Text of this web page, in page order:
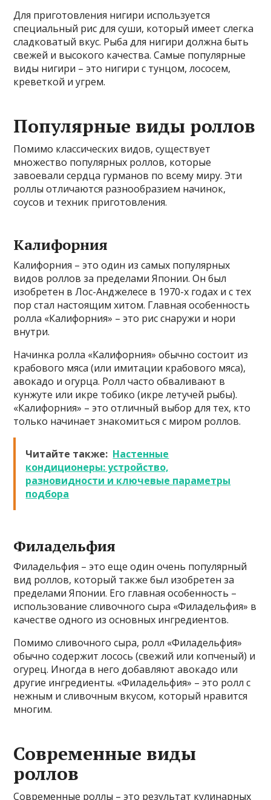
Для приготовления нигири используется
специальный рис для суши, который имеет слегка
сладковатый вкус. Рыба для нигири должна быть
свежей и высокого качества. Самые популярные
виды нигири – это нигири с тунцом, лососем,
креветкой и угрем.
Популярные виды роллов
Помимо классических видов, существует
множество популярных роллов, которые
завоевали сердца гурманов по всему миру. Эти
роллы отличаются разнообразием начинок,
соусов и техник приготовления.
Калифорния
Калифорния – это один из самых популярных
видов роллов за пределами Японии. Он был
изобретен в Лос-Анджелесе в 1970-х годах и с тех
пор стал настоящим хитом. Главная особенность
ролла «Калифорния» – это рис снаружи и нори
внутри.
Начинка ролла «Калифорния» обычно состоит из
крабового мяса (или имитации крабового мяса),
авокадо и огурца. Ролл часто обваливают в
кунжуте или икре тобико (икре летучей рыбы).
«Калифорния» – это отличный выбор для тех, кто
только начинает знакомиться с миром роллов.
Читайте также: Настенные
кондиционеры: устройство,
разновидности и ключевые параметры
подбора
Филадельфия
Филадельфия – это еще один очень популярный
вид роллов, который также был изобретен за
пределами Японии. Его главная особенность –
использование сливочного сыра «Филадельфия» в
качестве одного из основных ингредиентов.
Помимо сливочного сыра, ролл «Филадельфия»
обычно содержит лосось (свежий или копченый) и
огурец. Иногда в него добавляют авокадо или
другие ингредиенты. «Филадельфия» – это ролл с
нежным и сливочным вкусом, который нравится
многим.
Современные виды
роллов
Современные роллы – это результат кулинарных